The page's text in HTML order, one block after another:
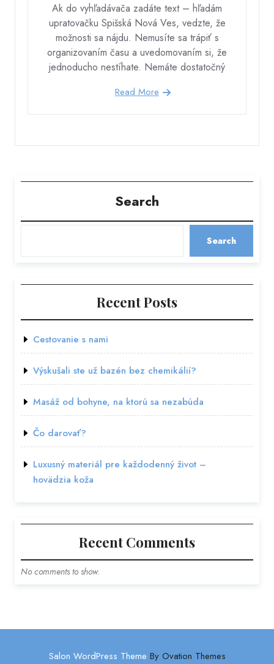
Ak do vyhľadávača zadáte text – hľadám
upratovačku Spišská Nová Ves, vedzte, že
možnosti sa nájdu. Nemusíte sa trápiť s
organizovaním času a uvedomovaním si, že
jednoducho nestíhate. Nemáte dostatočný
Read More
Search
Search
Recent Posts
Cestovanie s nami
Výskušali ste už bazén bez chemikálií?
Masáž od bohyne, na ktorú sa nezabúda
Čo darovať?
Luxusný materiál pre každodenný život –
hovädzia koža
Recent Comments
No comments to show.
Salon WordPress Theme By Ovation Themes